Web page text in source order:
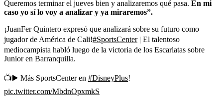
Queremos terminar el jueves bien y analizaremos qué pasa. En mi
caso yo sí lo voy a analizar y ya miraremos”.
¡JuanFer Quintero expresó que analizará sobre su futuro como
jugador de América de Cali!#SportsCenter| El talentoso
mediocampista habló luego de la victoria de los Escarlatas sobre
Junior en Barranquilla.
📺▶️ Más SportsCenter en #DisneyPlus!
pic.twitter.com/MbdnOpxmkS